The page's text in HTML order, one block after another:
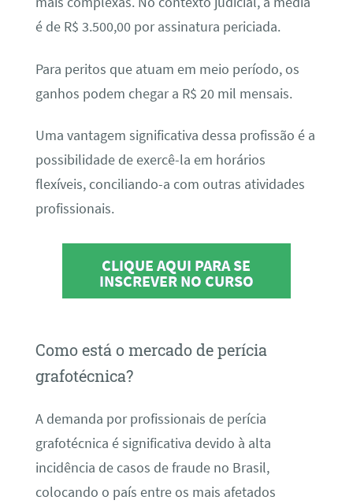
é de R$ 3.500,00 por assinatura periciada.
Para peritos que atuam em meio período, os
ganhos podem chegar a R$ 20 mil mensais.
Uma vantagem significativa dessa profissão é a
possibilidade de exercê-la em horários
flexíveis, conciliando-a com outras atividades
profissionais.
CLIQUE AQUI PARA SE
INSCREVER NO CURSO
Como está o mercado de perícia
grafotécnica?
A demanda por profissionais de perícia
grafotécnica é significativa devido à alta
incidência de casos de fraude no Brasil,
colocando o país entre os mais afetados